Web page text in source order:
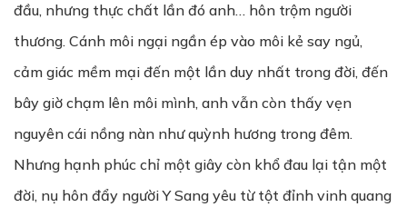
đầu, nhưng thực chất lần đó anh… hôn trộm người
thương. Cánh môi ngại ngần ép vào môi kẻ say ngủ,
cảm giác mềm mại đến một lần duy nhất trong đời, đến
bây giờ chạm lên môi mình, anh vẫn còn thấy vẹn
nguyên cái nồng nàn như quỳnh hương trong đêm.
Nhưng hạnh phúc chỉ một giây còn khổ đau lại tận một
đời, nụ hôn đẩy người Y Sang yêu từ tột đỉnh vinh quang